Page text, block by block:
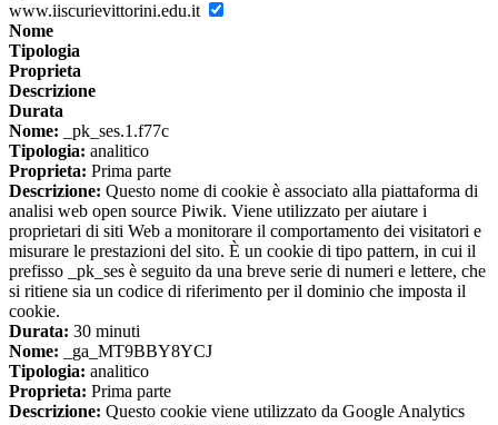
www.iiscurievittorini.edu.it
Nome
Tipologia
Proprieta
Descrizione
Durata
Nome: _pk_ses.1.f77c
Tipologia: analitico
Proprieta: Prima parte
Descrizione: Questo nome di cookie è associato alla piattaforma di
analisi web open source Piwik. Viene utilizzato per aiutare i
proprietari di siti Web a monitorare il comportamento dei visitatori e
misurare le prestazioni del sito. È un cookie di tipo pattern, in cui il
prefisso _pk_ses è seguito da una breve serie di numeri e lettere, che
si ritiene sia un codice di riferimento per il dominio che imposta il
cookie.
Durata: 30 minuti
Nome: _ga_MT9BBY8YCJ
Tipologia: analitico
Proprieta: Prima parte
Descrizione: Questo cookie viene utilizzato da Google Analytics